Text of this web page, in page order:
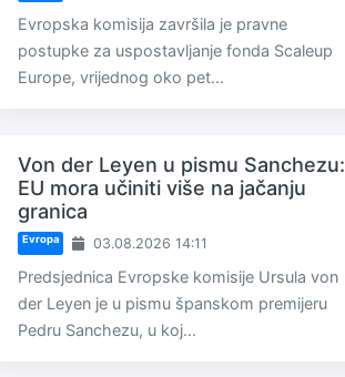
Evropska komisija završila je pravne
postupke za uspostavljanje fonda Scaleup
Europe, vrijednog oko pet...
Von der Leyen u pismu Sanchezu:
EU mora učiniti više na jačanju
granica
Evropa 03.08.2026 14:11
Predsjednica Evropske komisije Ursula von
der Leyen je u pismu španskom premijeru
Pedru Sanchezu, u koj...